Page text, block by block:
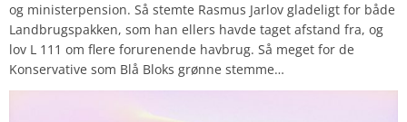
og ministerpension. Så stemte Rasmus Jarlov gladeligt for både
Landbrugspakken, som han ellers havde taget afstand fra, og
lov L 111 om flere forurenende havbrug. Så meget for de
Konservative som Blå Bloks grønne stemme…